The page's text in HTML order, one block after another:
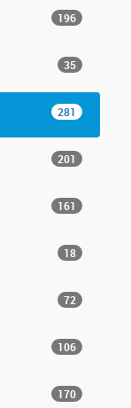
196
35
281
201
161
18
72
106
170